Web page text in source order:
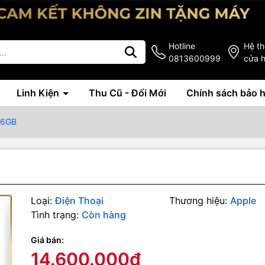
Hotline
0813600999
Hệ
cửa
Linh Kiện Thu Cũ - Đổi Mới Chính sách bảo
Loại: Điện Thoại Thương hiệu: Apple
Tình trạng: Còn hàng
Giá bán:
14.600.000₫